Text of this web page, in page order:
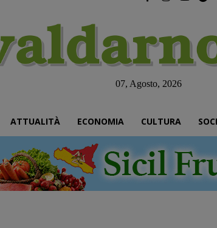
07, Agosto, 2026
ATTUALITÀ ECONOMIA CULTURA